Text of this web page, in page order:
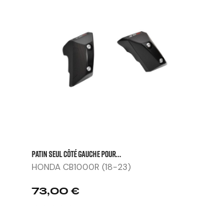
Patin Seul Côté Gauche Pour...
HONDA CB1000R (18-23)
Prix
73,00 €